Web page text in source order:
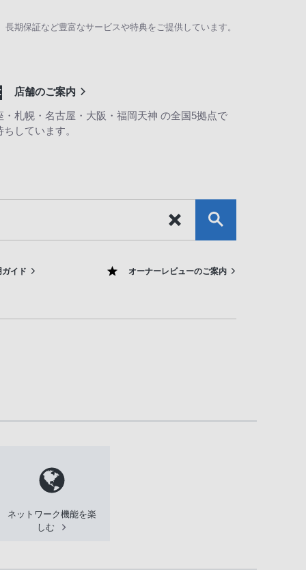
期保証など豊富なサービスや特典をご提供しています。
店舗のご案内
・札幌・名古屋・大阪・福岡天神 の全国5拠点で
ちしています。
イド オーナーレビューのご案内
ネットワーク機能を楽
しむ